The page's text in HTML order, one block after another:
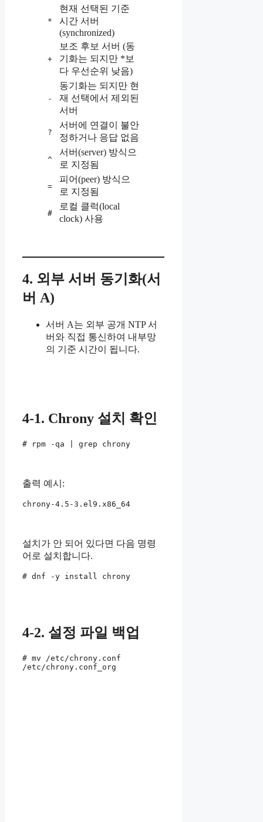
*
현재 선택된 기준
시간 서버
(synchronized)
+
보조 후보 서버 (동
기화는 되지만 *보
다 우선순위 낮음)
-
동기화는 되지만 현
재 선택에서 제외된
서버
?
서버에 연결이 불안
정하거나 응답 없음
^
서버(server) 방식으
로 지정됨
=
피어(peer) 방식으
로 지정됨
#
로컬 클럭(local
clock) 사용
4. 외부 서버 동기화(서
버 A)
서버 A는 외부 공개 NTP 서
버와 직접 통신하여 내부망
의 기준 시간이 됩니다.
4-1. Chrony 설치 확인
# rpm -qa | grep chrony
출력 예시:
chrony-4.5-3.el9.x86_64
설치가 안 되어 있다면 다음 명령
어로 설치합니다.
# dnf -y install chrony
4-2. 설정 파일 백업
# mv /etc/chrony.conf
/etc/chrony.conf_org